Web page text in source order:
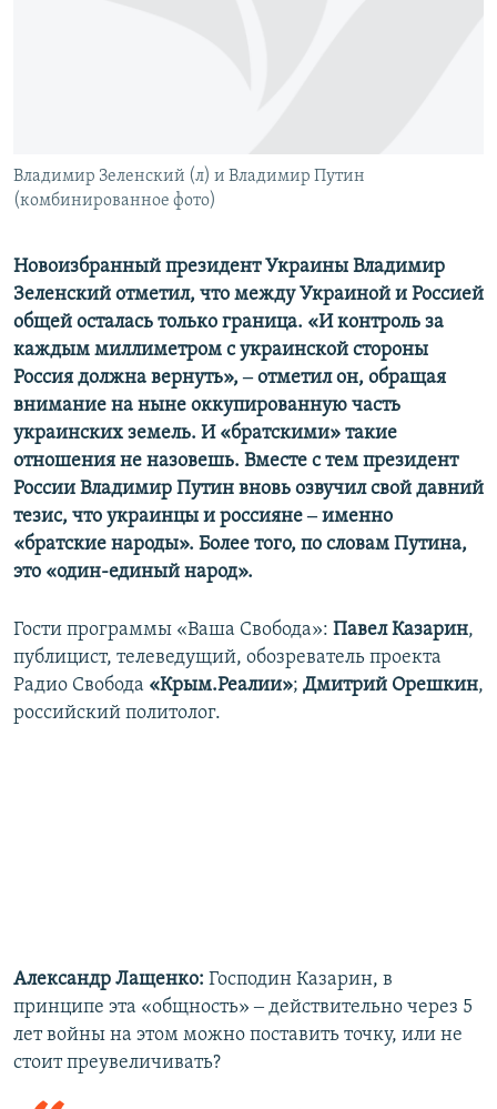
Все сайты RFE/RL
Владимир Зеленский (л) и Владимир Путин
(комбинированное фото)
Новоизбранный президент Украины Владимир
Зеленский отметил, что между Украиной и Россией
общей осталась только граница. «И контроль за
каждым миллиметром с украинской стороны
Россия должна вернуть», ‒ отметил он, обращая
внимание на ныне оккупированную часть
украинских земель. И «братскими» такие
отношения не назовешь. Вместе с тем президент
России Владимир Путин вновь озвучил свой давний
тезис, что украинцы и россияне ‒ именно
«братские народы». Более того, по словам Путина,
это «один-единый народ».
Гости программы «Ваша Свобода»: Павел Казарин,
публицист, телеведущий, обозреватель проекта
Радио Свобода «Крым.Реалии»; Дмитрий Орешкин,
российский политолог.
Александр Лащенко: Господин Казарин, в
принципе эта «общность» ‒ действительно через 5
лет войны на этом можно поставить точку, или не
стоит преувеличивать?